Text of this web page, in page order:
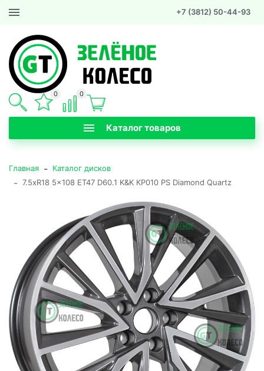
+7 (3812) 50-44-93
Каталог товаров
0 0
Главная - Каталог дисков
- 7.5xR18 5x108 ET47 D60.1 K&K КР010 PS Diamond Quartz